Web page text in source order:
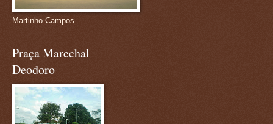
Martinho Campos
Praça Marechal
Deodoro